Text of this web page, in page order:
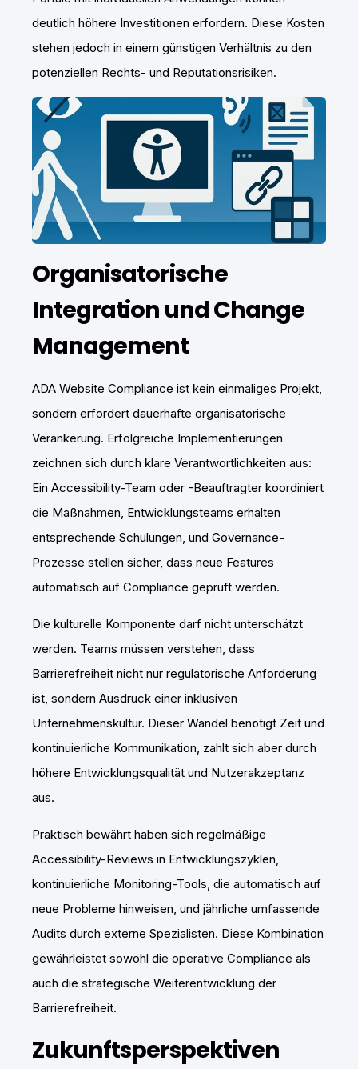
deutlich höhere Investitionen erfordern. Diese Kosten
stehen jedoch in einem günstigen Verhältnis zu den
potenziellen Rechts- und Reputationsrisiken.
Organisatorische
Integration und Change
Management
ADA Website Compliance ist kein einmaliges Projekt,
sondern erfordert dauerhafte organisatorische
Verankerung. Erfolgreiche Implementierungen
zeichnen sich durch klare Verantwortlichkeiten aus:
Ein Accessibility-Team oder -Beauftragter koordiniert
die Maßnahmen, Entwicklungsteams erhalten
entsprechende Schulungen, und Governance-
Prozesse stellen sicher, dass neue Features
automatisch auf Compliance geprüft werden.
Die kulturelle Komponente darf nicht unterschätzt
werden. Teams müssen verstehen, dass
Barrierefreiheit nicht nur regulatorische Anforderung
ist, sondern Ausdruck einer inklusiven
Unternehmenskultur. Dieser Wandel benötigt Zeit und
kontinuierliche Kommunikation, zahlt sich aber durch
höhere Entwicklungsqualität und Nutzerakzeptanz
aus.
Praktisch bewährt haben sich regelmäßige
Accessibility-Reviews in Entwicklungszyklen,
kontinuierliche Monitoring-Tools, die automatisch auf
neue Probleme hinweisen, und jährliche umfassende
Audits durch externe Spezialisten. Diese Kombination
gewährleistet sowohl die operative Compliance als
auch die strategische Weiterentwicklung der
Barrierefreiheit.
Zukunftsperspektiven